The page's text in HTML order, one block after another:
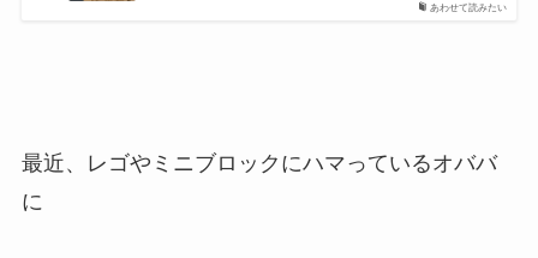
あわせて読みたい
最近、レゴやミニブロックにハマっているオババ
に